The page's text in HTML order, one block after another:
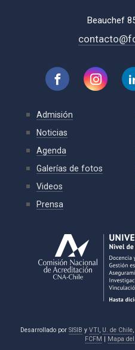
Beauchef
Admisión
Noticias
Agenda
Galerías de fotos
Videos
Prensa
Desarrollado por SISIB y VTI , U. de Chile
FCFM
Mapa